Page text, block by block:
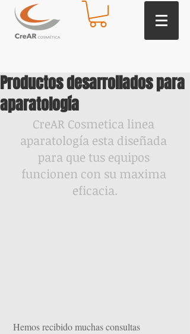
Productos desarrollados para
aparatología
CreAR Cosmetica linea
aparatología esta diseñada
para que tus equipos
funcionen con su maxima
eficacia.
Hemos recibido muchas consultas